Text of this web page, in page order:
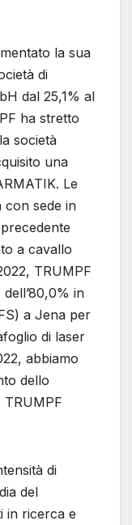
la sua
di
dal 25,1% al
ha stretto
società
una
Le
con sede in
a cavallo
TRUMPF
in
a Jena per
di laser
abbiamo
dello
di
del
in ricerca e